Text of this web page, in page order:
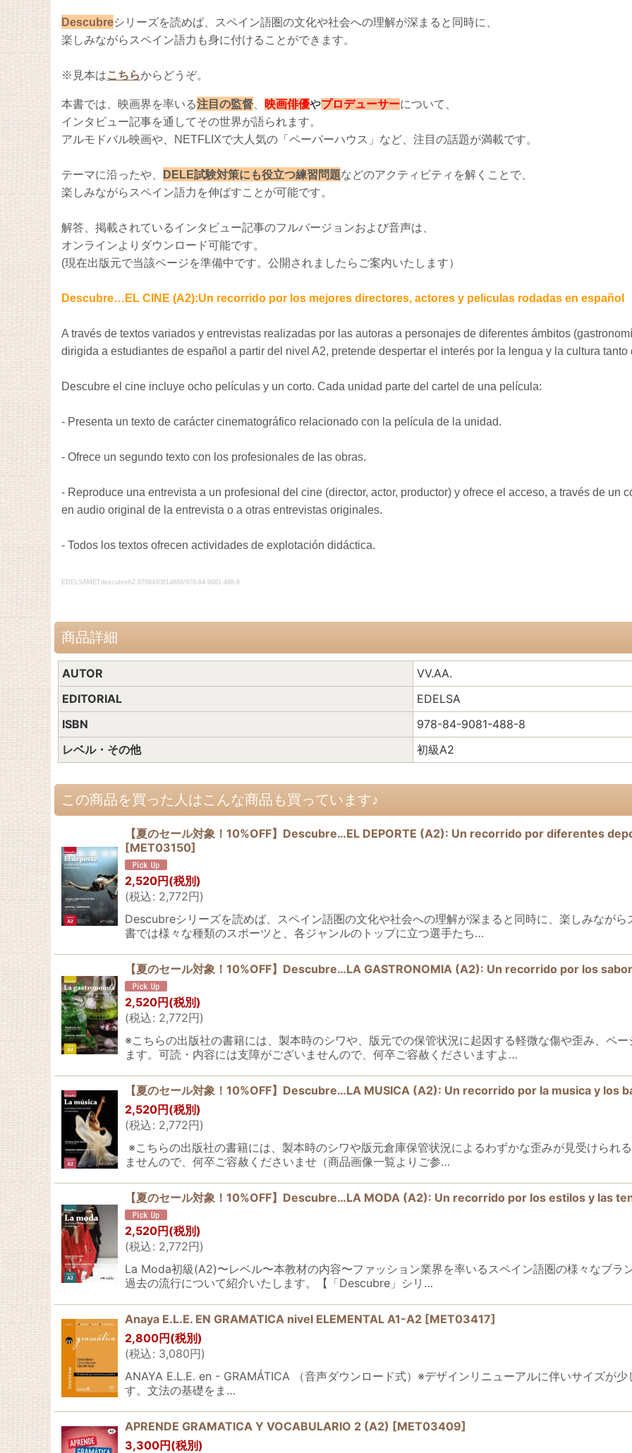
Descubreシリーズを読めば、スペイン語圏の文化や社会への理解が深まると同時に、
楽しみながらスペイン語力も身に付けることができます。
※見本はこちらからどうぞ。
本書では、映画界を率いる注目の監督 映画俳優やプロデューサーについて、
インタビュー記事を通してその世界が語られます。
アルモドバル映画や、NETFLIXで大人気の「ペーパーハウス」など、注目の話題が満載です。
テーマに沿ったや、 DELE試験対策にも役立つ練習問題などのアクティビティを解くことで、
楽しみながらスペイン語力を伸ばすことが可能です。
解答、掲載されているインタビュー記事のフルバージョンおよび音声は、
オンラインよりダウンロード可能です。
(現在出版元で当該ページを準備中です。公開されましたらご案内いたします）
Descubre…EL CINE (A2):Un recorrido por los mejores directores, actores y peliculas rodadas en español
A través de textos variados y entrevistas realizadas por las autoras a personajes de diferentes ámbitos
dirigida a estudiantes de español a partir del nivel A2, pretende despertar el interés por la lengua y la cultura
Descubre el cine incluye ocho películas y un corto. Cada unidad parte del cartel de una película:
- Presenta un texto de carácter cinematográfico relacionado con la película de la unidad.
- Ofrece un segundo texto con los profesionales de las obras.
- Reproduce una entrevista a un profesional del cine (director, actor, productor) y ofrece el acceso, a través de un
en audio original de la entrevista o a otras entrevistas originales.
- Todos los textos ofrecen actividades de explotación didáctica.
EDELSAMETdescubreA2.9788490814888/978-84-9081-488-8
商品詳細
AUTOR
VV.AA.
EDITORIAL
EDELSA
ISBN
978-84-9081-488-8
レベル・その他
初級A2
この商品を買った人はこんな商品も買っています♪
【夏のセール対象！10%OFF】Descubre…EL DEPORTE (A2): Un recorrido por diferentes
[MET03150]
2,520円(税別)
(税込: 2,772円)
Descubreシリーズを読めば、スペイン語圏の文化や社会への理解が深まると同時に、楽しみなが
書では様々な種類のスポーツと、各ジャンルのトップに立つ選手たち…
【夏のセール対象！10%OFF】Descubre…LA GASTRONOMIA (A2): Un recorrido por los
2,520円(税別)
(税込: 2,772円)
※こちらの出版社の書籍には、製本時のシワや、版元での保管状況に起因する軽微な傷や歪み、ペ
ます。可読・内容には支障がございませんので、何卒ご容赦くださいますよ…
【夏のセール対象！10%OFF】Descubre…LA MUSICA (A2): Un recorrido por la musica y los
2,520円(税別)
(税込: 2,772円)
※こちらの出版社の書籍には、製本時のシワや版元倉庫保管状況によるわずかな歪みが見受けられ
ませんので、何卒ご容赦くださいませ（商品画像一覧よりご参…
【夏のセール対象！10%OFF】Descubre…LA MODA (A2): Un recorrido por los estilos y las
2,520円 (税別)
(税込: 2,772円)
La Moda初級(A2)〜レベル〜本教材の内容〜ファッション業界を率いるスペイン語圏の様々なブラ
過去の流行について紹介いたします。【「Descubre」シリ…
Anaya E.L.E. EN GRAMATICA nivel ELEMENTAL A1-A2 [MET03417]
2,800円 (税別)
(税込: 3,080円)
ANAYA E.L.E. en - GRAMÁTICA （音声ダウンロード式）※デザインリニューアルに伴いサイズが
す。文法の基礎をま…
APRENDE GRAMATICA Y VOCABULARIO 2 (A2) [MET03409]
3,300円 (税別)